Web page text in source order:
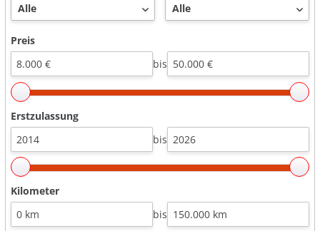
Preis
bis
Erstzulassung
bis
Kilometer
bis